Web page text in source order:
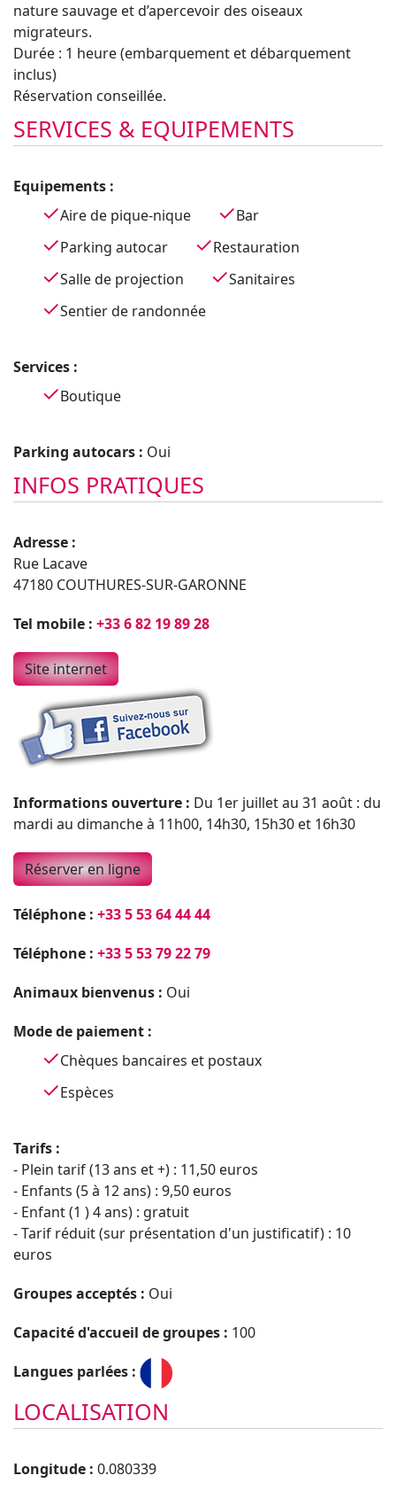
nature sauvage et d’apercevoir des oiseaux
migrateurs.
Durée : 1 heure (embarquement et débarquement
inclus)
Réservation conseillée.
SERVICES & EQUIPEMENTS
Equipements :
Aire de pique-nique
Bar
Parking autocar
Restauration
Salle de projection
Sanitaires
Sentier de randonnée
Services :
Boutique
Parking autocars : Oui
INFOS PRATIQUES
Adresse :
Rue Lacave
47180 COUTHURES-SUR-GARONNE
Tel mobile : +33 6 82 19 89 28
Site internet
Informations ouverture : Du 1er juillet au 31 août : du
mardi au dimanche à 11h00, 14h30, 15h30 et 16h30
Réserver en ligne
Téléphone : +33 5 53 64 44 44
Téléphone : +33 5 53 79 22 79
Animaux bienvenus : Oui
Mode de paiement :
Chèques bancaires et postaux
Espèces
Tarifs :
- Plein tarif (13 ans et +) : 11,50 euros
- Enfants (5 à 12 ans) : 9,50 euros
- Enfant (1 ) 4 ans) : gratuit
- Tarif réduit (sur présentation d'un justificatif) : 10
euros
Groupes acceptés : Oui
Capacité d'accueil de groupes : 100
Langues parlées :
LOCALISATION
Longitude : 0.080339